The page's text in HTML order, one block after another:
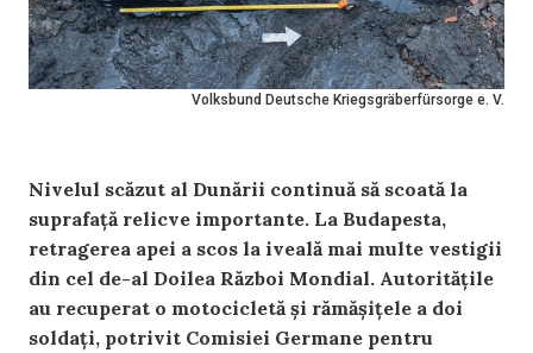
Volksbund Deutsche Kriegsgräberfürsorge e. V.
Nivelul scăzut al Dunării continuă să scoată la
suprafață relicve importante. La Budapesta,
retragerea apei a scos la iveală mai multe vestigii
din cel de-al Doilea Război Mondial. Autoritățile
au recuperat o motocicletă și rămășițele a doi
soldați, potrivit Comisiei Germane pentru